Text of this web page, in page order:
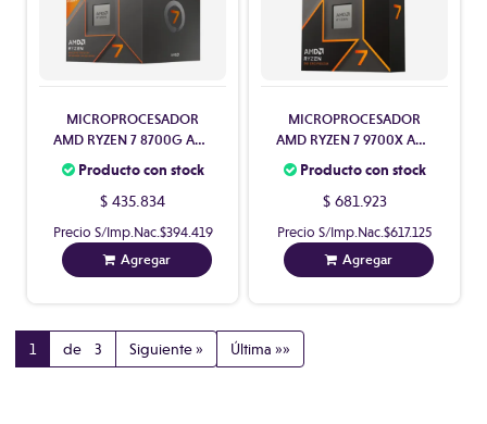
MICROPROCESADOR
AMD RYZEN 7 8700G AM5
CON VIDEO CON COOLER
Producto con stock
$ 435.834
Precio S/Imp.Nac. $394.419
Agregar
MICROPROCESADOR
AMD RYZEN 7 9700X AM5
(8 CORE) CON VIDEO SIN
Producto con stock
$ 681.923
Precio S/Imp.Nac. $617.125
Agregar
1 de 3 Siguiente » Última »»